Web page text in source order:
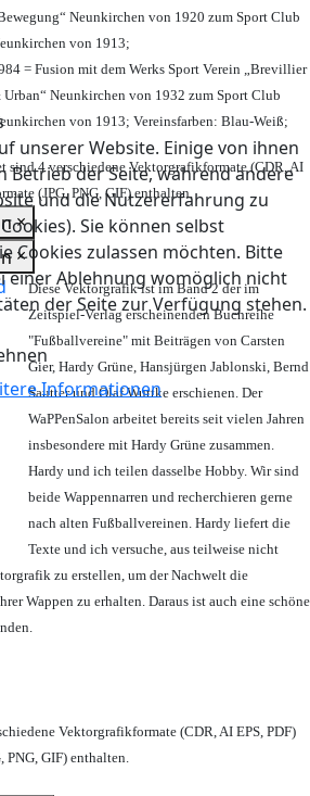
unserer Website. Einige von ihnen
Betrieb der Seite, während andere
und die Nutzererfahrung zu
Sie können selbst
Cookies zulassen möchten. Bitte
einer Ablehnung womöglich nicht
der Seite zur Verfügung stehen.
Informationen
Neunkirchen von 1920 zum Sport Club
von 1913;
= Fusion mit dem Werks Sport Verein „Brevillier
Urban“ Neunkirchen von 1932 zum Sport Club
von 1913; Vereinsfarben: Blau-Weiß;
sind 4 verschiedene Vektorgrafikformate (CDR, AI
(JPG, PNG, GIF) enthalten.
×
×
Diese Vektorgrafik ist im Band 2 der im
Zeitspiel-Verlag erscheinenden Buchreihe
"Fußballvereine" mit Beiträgen von Carsten
Gier, Hardy Grüne, Hansjürgen Jablonski, Bernd
Sautter und Olaf Wuttke erschienen. Der
WaPPenSalon arbeitet bereits seit vielen Jahren
insbesondere mit Hardy Grüne zusammen.
Hardy und ich teilen dasselbe Hobby. Wir sind
beide Wappennarren und recherchieren gerne
nach alten Fußballvereinen. Hardy liefert die
Texte und ich versuche, aus teilweise nicht
zu erstellen, um der Nachwelt die
Wappen zu erhalten. Daraus ist auch eine schöne
Vektorgrafikformate (CDR, AI EPS, PDF)
PNG, GIF) enthalten.